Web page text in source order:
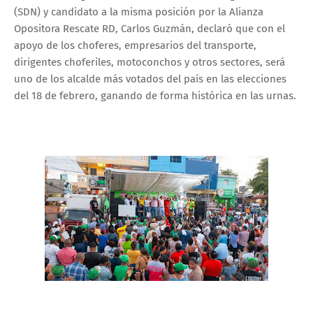
(SDN) y candidato a la misma posición por la Alianza
Opositora Rescate RD, Carlos Guzmán, declaró que con el
apoyo de los choferes, empresarios del transporte,
dirigentes choferiles, motoconchos y otros sectores, será
uno de los alcalde más votados del país en las elecciones
del 18 de febrero, ganando de forma histórica en las urnas.